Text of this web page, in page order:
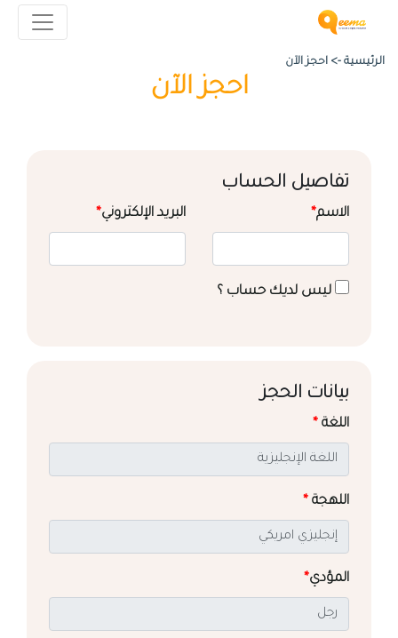
الرئيسية -> احجز الآن
احجز الآن
تفاصيل الحساب
الاسم* البريد الإلكتروني*
ليس لديك حساب ؟
بيانات الحجز
اللغة *
اللهجة *
المؤدي*